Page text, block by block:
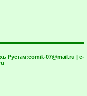
Рустам:comik-07@mail.ru | e-